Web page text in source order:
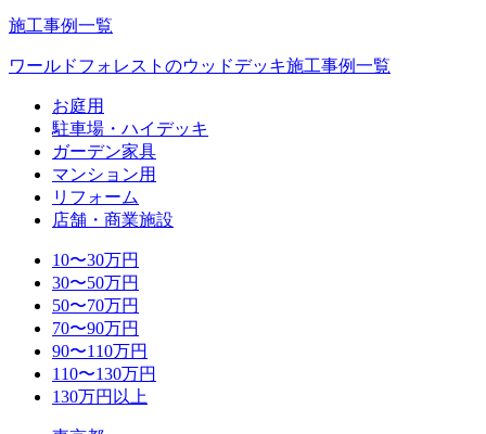
施工事例一覧
ワールドフォレストのウッドデッキ施工事例一覧
お庭用
駐車場・ハイデッキ
ガーデン家具
マンション用
リフォーム
店舗・商業施設
10〜30万円
30〜50万円
50〜70万円
70〜90万円
90〜110万円
110〜130万円
130万円以上